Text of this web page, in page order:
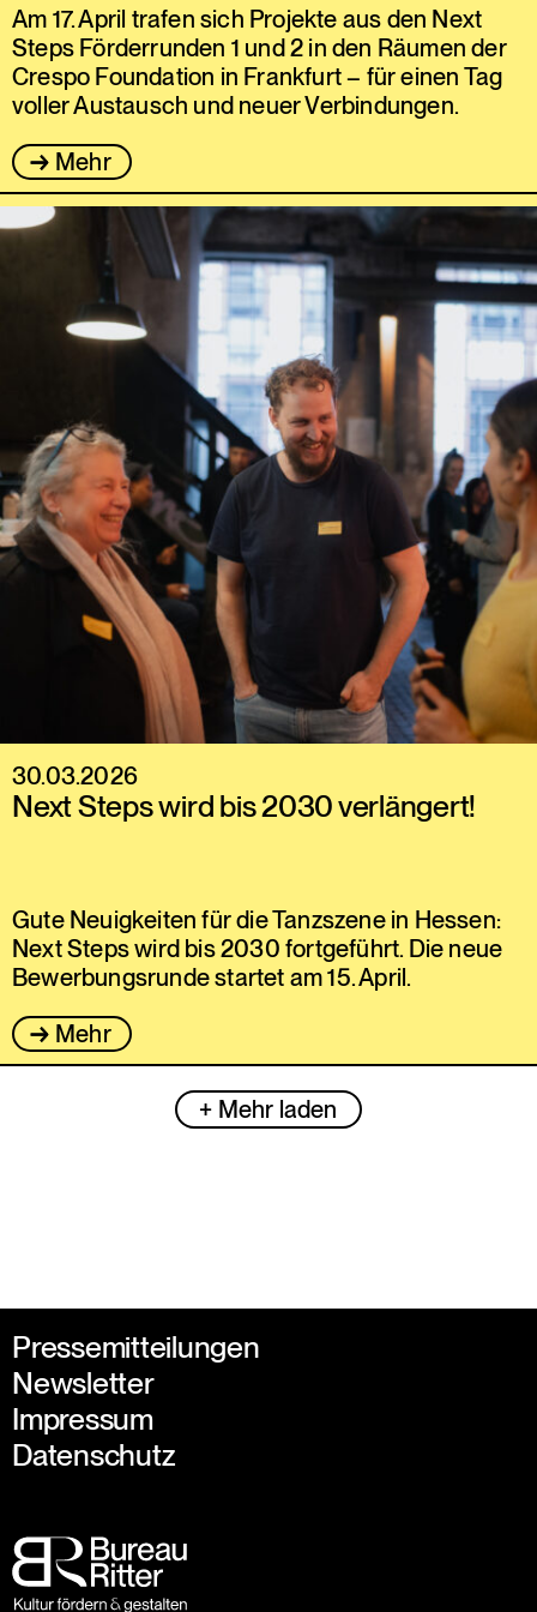
Ergänzend unterstützt ein neu
eingerichteter Fonds die Next Steps-
Alumni bei der Einwerbung von
Fördergeldern. Diese können zur
Deckung der Kofinanzierung beantragt
werden, die Antragstellende bei
weiteren Förderern wie z. B. dem
Hessischen Ministerium für
Wissenschaft und Kunst oder
kommunalen Kulturämtern nachweisen
müssen. Nähere Informationen zu Next
Steps PLUS folgen im Herbst 2026.
Am 17. April trafen sich Projekte aus den Next
Steps Förderrunden 1 und 2 in den Räumen der
Crespo Foundation in Frankfurt – für einen Tag
voller Austausch und neuer Verbindungen.
Mehr
30.03.2026
Next Steps wird bis 2030 verlängert!
Gute Neuigkeiten für die Tanzszene in Hessen:
Next Steps wird bis 2030 fortgeführt. Die neue
Bewerbungsrunde startet am 15. April.
Mehr
+ Mehr laden
Pressemitteilungen
Newsletter
Impressum
Datenschutz